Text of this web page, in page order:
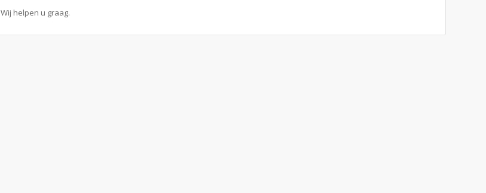
Wij helpen u graag.